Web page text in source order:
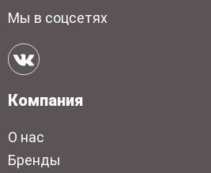
Мы в соцсетях
Компания
О нас
Бренды